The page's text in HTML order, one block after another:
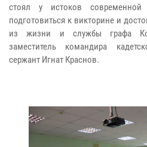
стоял у истоков
подготовиться к викторине и
из жизни и службы графа
заместитель командира
сержант Игнат Краснов.